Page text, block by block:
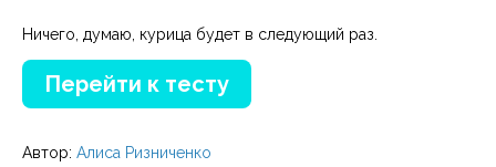
Ничего, думаю, курица будет в следующий раз.
Перейти к тесту
Автор: Алиса Ризниченко